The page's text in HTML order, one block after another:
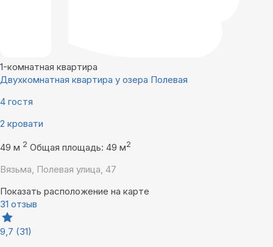
1-комнатная квартира
Двухкомнатная квартира у озера Полевая
4 гостя
2 кровати
49 м 2 Общая площадь: 49 м2
Вязьма, Полевая улица, 47
Показать расположение на карте
31 отзыв
9,7 (31)